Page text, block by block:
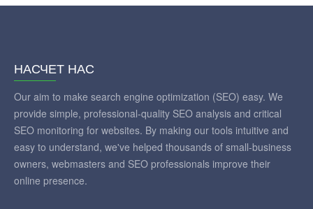
НАСЧЕТ НАС
Our aim to make search engine optimization (SEO) easy. We
provide simple, professional-quality SEO analysis and critical
SEO monitoring for websites. By making our tools intuitive and
easy to understand, we've helped thousands of small-business
owners, webmasters and SEO professionals improve their
online presence.